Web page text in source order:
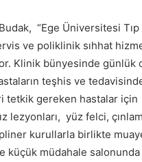
“Ege Üniversitesi
ve poliklinik sıhhat
Klinik bünyesinde
teşhis ve
tetkik gereken hastalar
lezyonları, yüz felci,
kurullarla birlikte
küçük müdahale